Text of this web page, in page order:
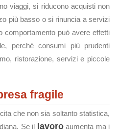
viaggi, si riducono acquisti non
più basso o si rinuncia a servizi
comportamento può avere effetti
perché consumi più prudenti
ristorazione, servizi e piccole
fragile
che non sia soltanto statistica,
Se il lavoroaumenta ma i